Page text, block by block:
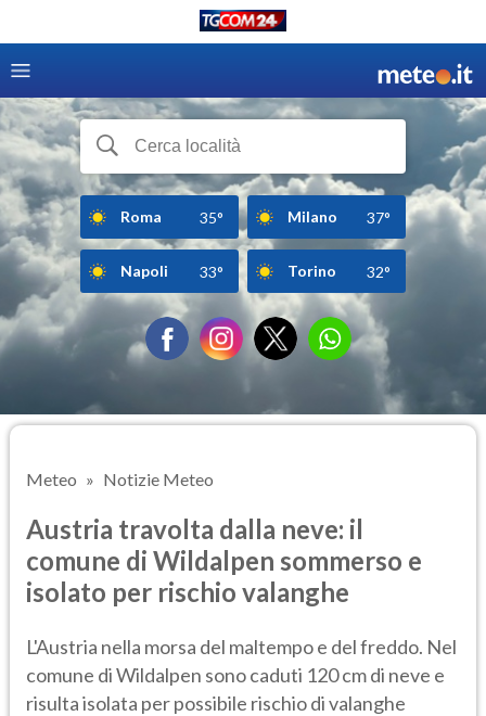
Roma 35° Milano 37°
Napoli 33° Torino 32°
Meteo Notizie Meteo
Austria travolta dalla neve: il
comune di Wildalpen sommerso e
isolato per rischio valanghe
L'Austria nella morsa del maltempo e del freddo. Nel
comune di Wildalpen sono caduti 120 cm di neve e
risulta isolata per possibile rischio di valanghe